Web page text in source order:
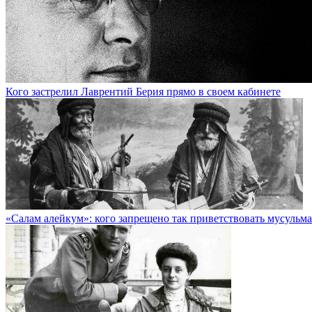
Кого застрелил Лаврентий Берия прямо в своем кабинете
«Салам алейкум»: кого запрещено так приветствовать